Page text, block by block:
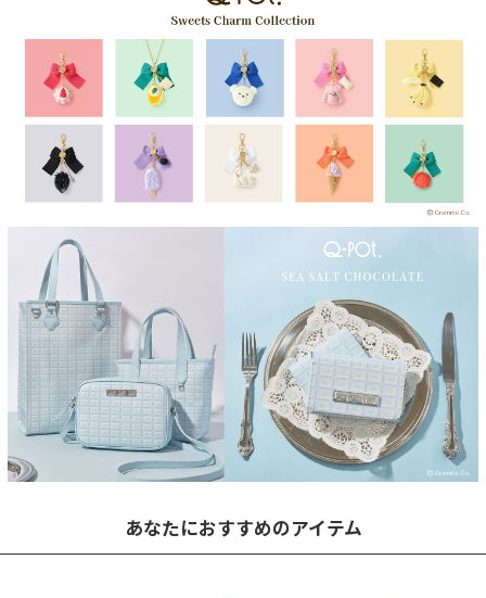
あなたにおすすめのアイテム